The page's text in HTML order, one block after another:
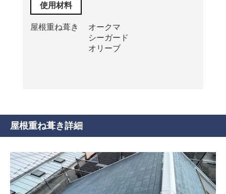
使用材料
屋根重ね葺き
オークマ
シーガード
オリーブ
屋根重ね葺き詳細